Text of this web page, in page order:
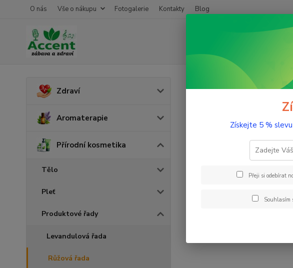
O nás Vše o nákupu Fotogalerie Kontakty Blog
Zdraví
Aromaterapie
Přírodní kosmetika
Tělo
Pleť
Produktové řady
Levandulová řada
Růžová řada
Přírodní kosmetika
Pleťová voda
Získejte 5 %
Přeji si odebírat
Souhlasím